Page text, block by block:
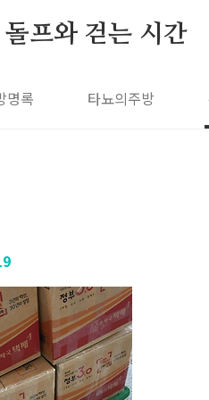
돌프와 걷는 시간
명록 타뇨의주방